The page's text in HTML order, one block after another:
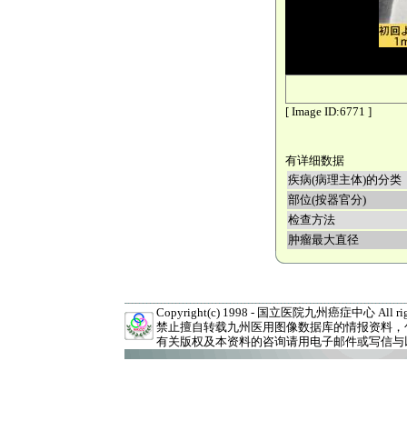
[ Image ID:6771 ]
有详细数据
疾病(病理主体)的分类
部位(按器官分)
检查方法
肿瘤最大直径
Copyright(c) 1998 - 国立医院九州癌症中心 All
禁止擅自转载九州医用图像数据库的情报资料
有关版权及本资料的咨询请用电子邮件或写信